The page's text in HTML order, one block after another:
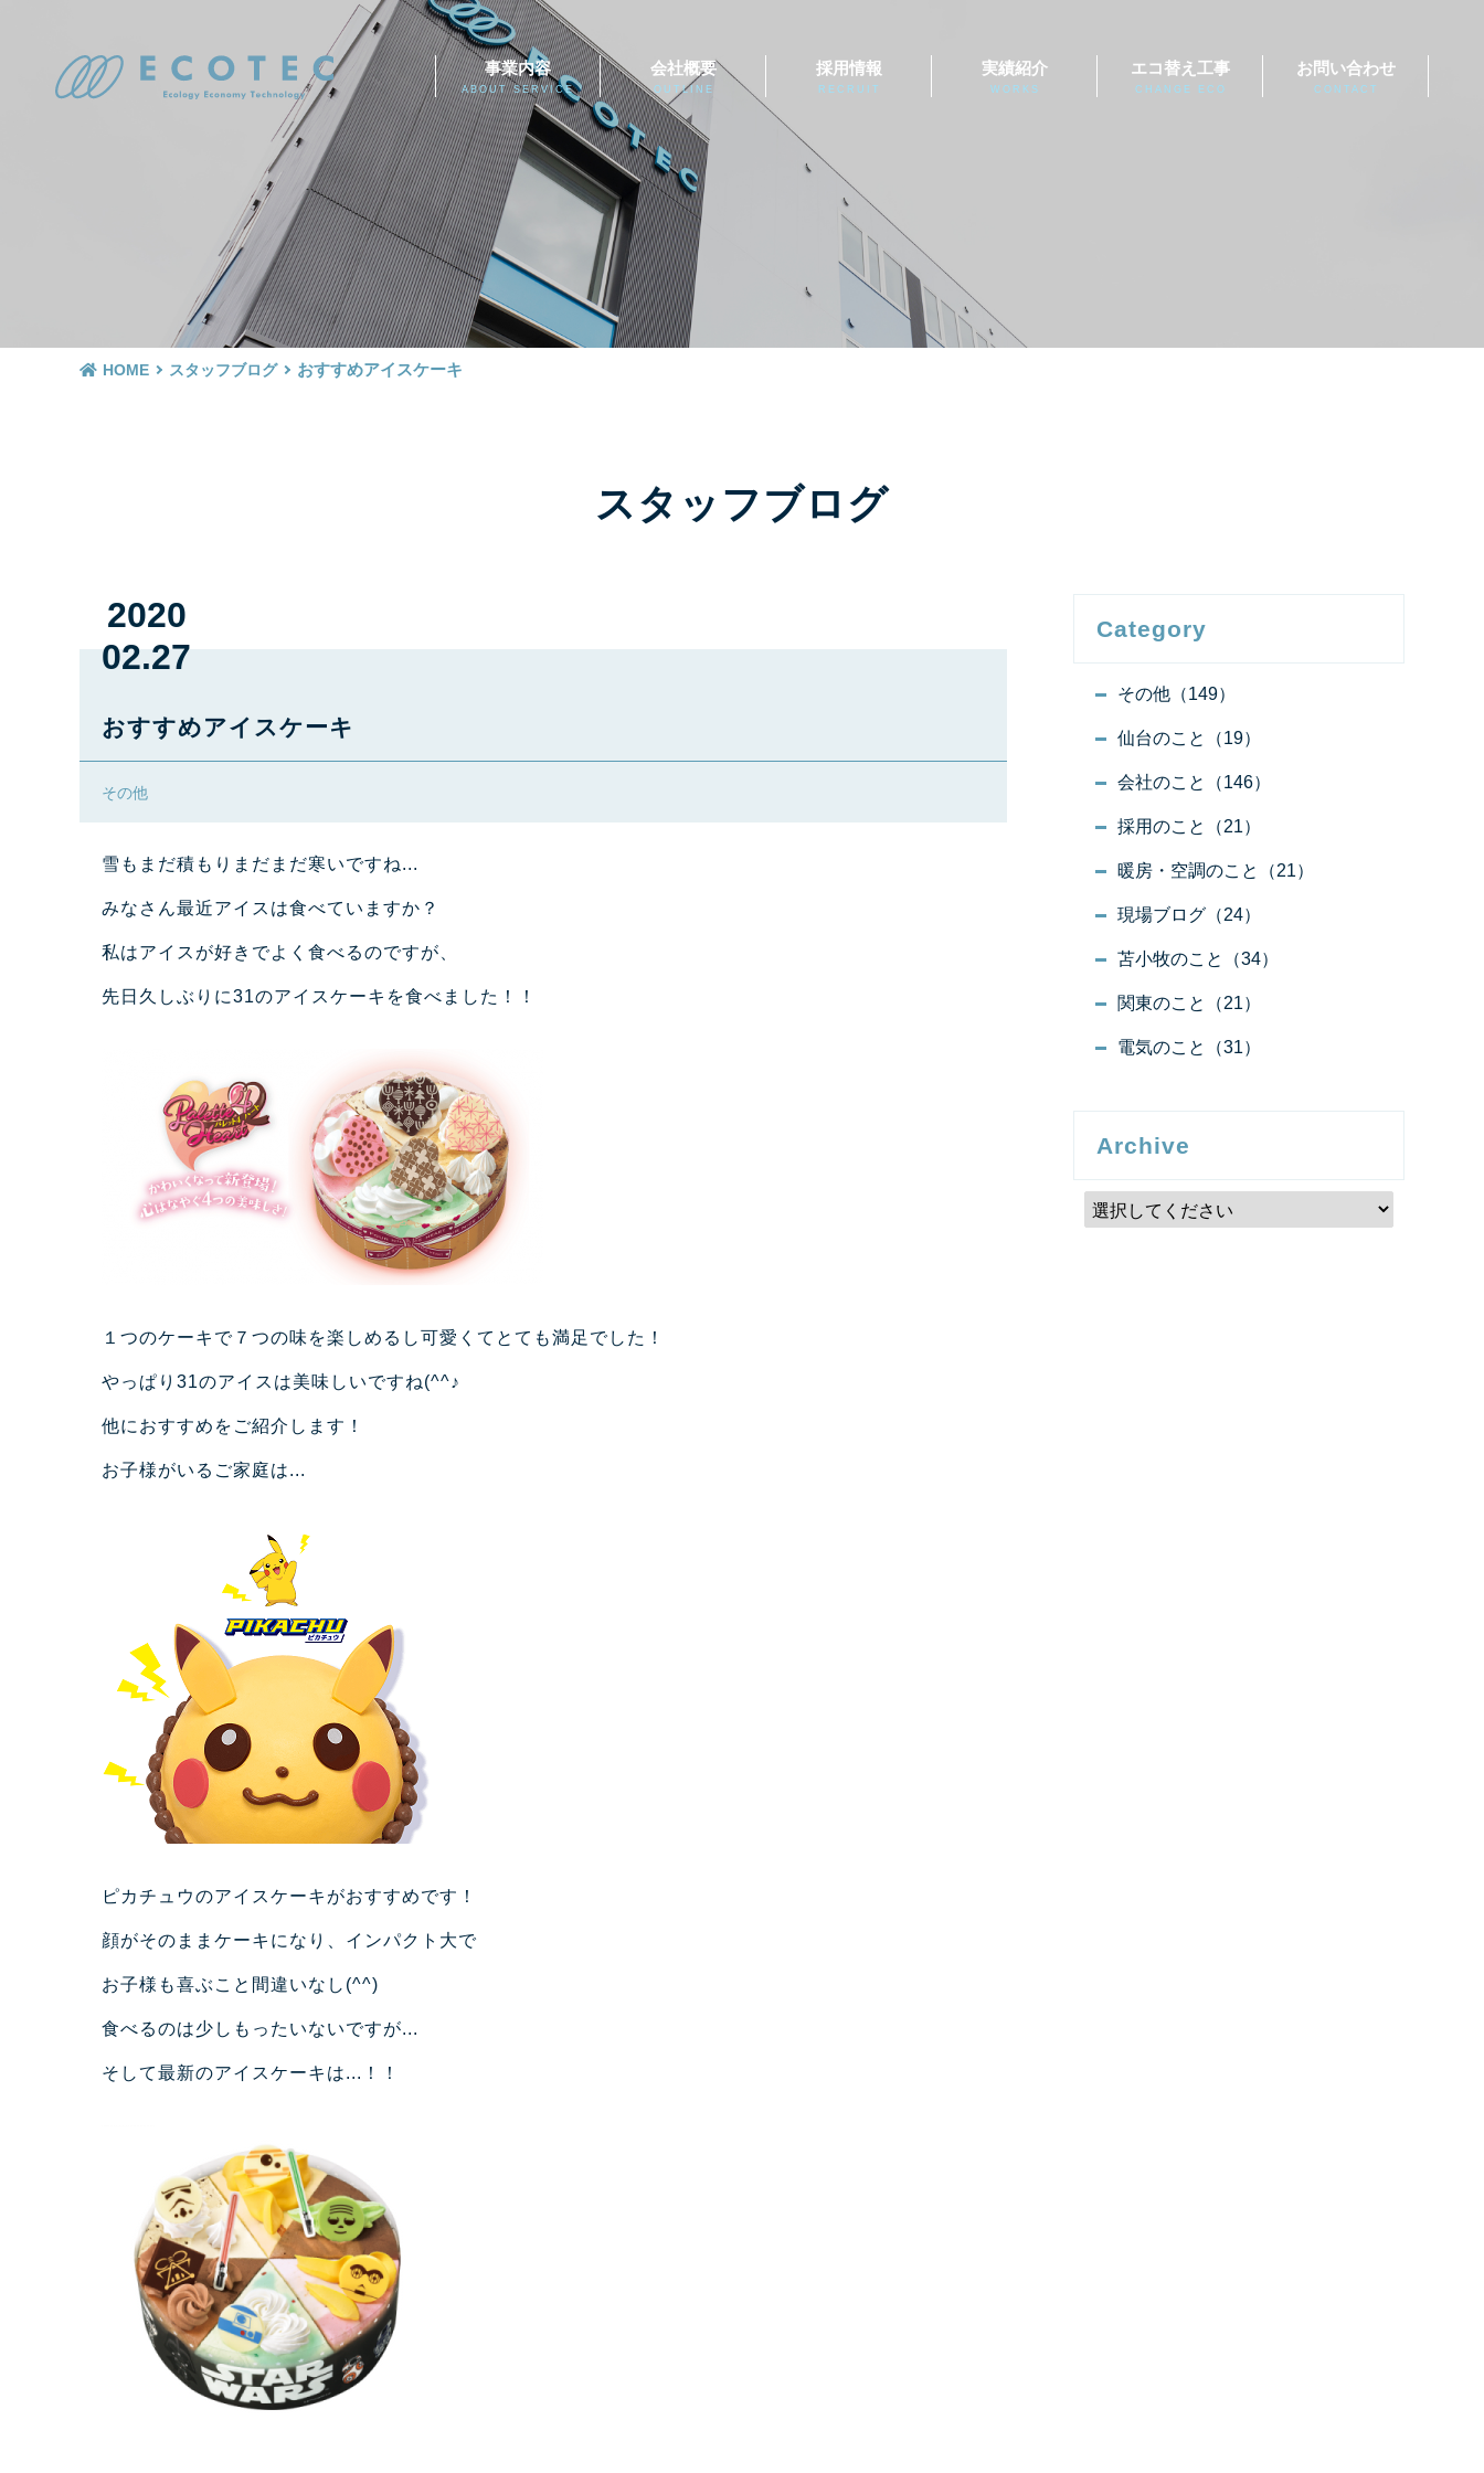
事業内容
ABOUT SERVICE
会社概要
OUTLINE
採用情報
RECRUIT
実績紹介
WORKS
エコ替え工事
CHANGE ECO
お問い合わせ
CONTACT
HOME スタッフブログ おすすめアイスケーキ
スタッフブログ
2020
02.27
おすすめアイスケーキ
その他
雪もまだ積もりまだまだ寒いですね...
みなさん最近アイスは食べていますか？
私はアイスが好きでよく食べるのですが、
先日久しぶりに31のアイスケーキを食べました！！
１つのケーキで７つの味を楽しめるし可愛くてとても満足でした！
やっぱり31のアイスは美味しいですね(^^♪
他におすすめをご紹介します！
お子様がいるご家庭は...
ピカチュウのアイスケーキがおすすめです！
顔がそのままケーキになり、インパクト大で
お子様も喜ぶこと間違いなし(^^)
食べるのは少しもったいないですが...
そして最新のアイスケーキは...！！
Category
その他（149）
仙台のこと（19）
会社のこと（146）
採用のこと（21）
暖房・空調のこと（21）
現場ブログ（24）
苫小牧のこと（34）
関東のこと（21）
電気のこと（31）
Archive